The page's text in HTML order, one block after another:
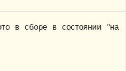
в сборе в состоянии "на